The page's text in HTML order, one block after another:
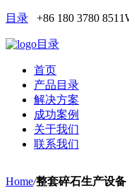
目录 +86 180 3780 8511
目录
首页
产品目录
解决方案
成功案例
关于我们
联系我们
Home/整套碎石生产设备